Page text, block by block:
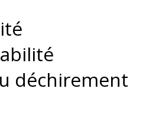
déchirement